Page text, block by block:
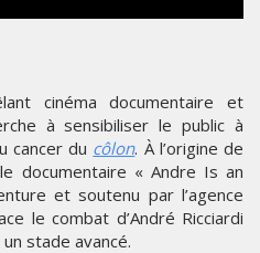
cinéma documentaire et
à sensibiliser le public à
cancer du côlon. À l’origine de
documentaire « Andre Is an
et soutenu par l’agence
le combat d’André Ricciardi
stade avancé.